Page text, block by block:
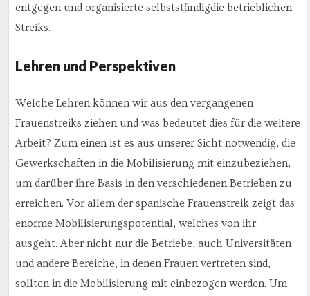
entgegen und organisierte selbstständigdie betrieblichen
Streiks.
Lehren und Perspektiven
Welche Lehren können wir aus den vergangenen
Frauenstreiks ziehen und was bedeutet dies für die weitere
Arbeit? Zum einen ist es aus unserer Sicht notwendig, die
Gewerkschaften in die Mobilisierung mit einzubeziehen,
um darüber ihre Basis in den verschiedenen Betrieben zu
erreichen. Vor allem der spanische Frauenstreik zeigt das
enorme Mobilisierungspotential, welches von ihr
ausgeht. Aber nicht nur die Betriebe, auch Universitäten
und andere Bereiche, in denen Frauen vertreten sind,
sollten in die Mobilisierung mit einbezogen werden. Um